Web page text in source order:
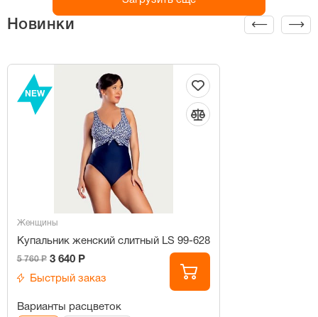
Новинки
NEW
Женщины
Купальник женский слитный LS 99-628
5 760 Р 3 640 Р
Быстрый заказ
Варианты расцветок